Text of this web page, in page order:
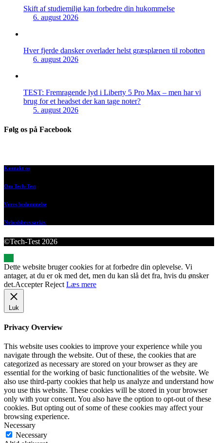
Skift af studiemiljø kan forbedre din hukommelse
6. august 2026
Hver fjerde dansker overlader helst græsplænen til robotten
6. august 2026
TEST: Fremragende lyd i Liberty 5 Pro Max – men har vi
brug for et headset der kan tage noter?
5. august 2026
Følg os på Facebook
Kontakt os
Om Tech-Test
Vores bedømmelse
Nyhedsbrevsarkiv
©Tech-Test 2026
Dette website bruger cookies for at forbedre din oplevelse. Vi
antager, at du er ok med det, men du kan slå det fra, hvis du ønsker
det.Accepter Reject Læs mere
Luk
Privacy Overview
This website uses cookies to improve your experience while you
navigate through the website. Out of these, the cookies that are
categorized as necessary are stored on your browser as they are
essential for the working of basic functionalities of the website. We
also use third-party cookies that help us analyze and understand how
you use this website. These cookies will be stored in your browser
only with your consent. You also have the option to opt-out of these
cookies. But opting out of some of these cookies may affect your
browsing experience.
Necessary
Necessary